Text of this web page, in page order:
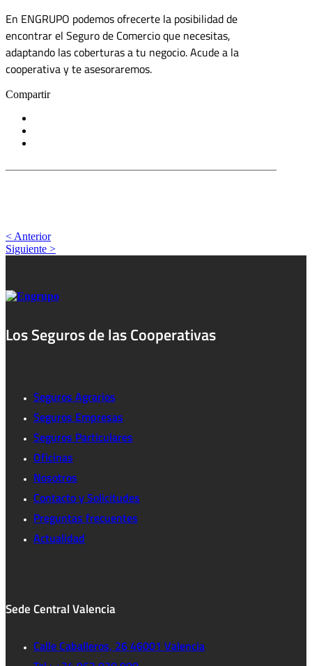
En ENGRUPO podemos ofrecerte la posibilidad de
encontrar el Seguro de Comercio que necesitas,
adaptando las coberturas a tu negocio. Acude a la
cooperativa y te asesoraremos.
Compartir
< Anterior
Siguiente >
Los Seguros de las Cooperativas
Seguros Agrarios
Seguros Empresas
Seguros Particulares
Oficinas
Nosotros
Contacto y Solicitudes
Preguntas frecuentes
Actualidad
Sede Central Valencia
Calle Caballeros, 26 46001 Valencia